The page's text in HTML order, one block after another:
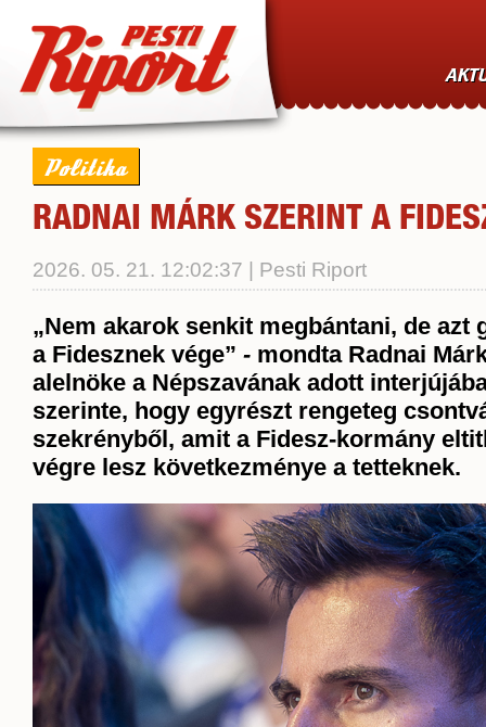
Politika
RADNAI MÁRK SZERINT A
2026. 05. 21. 12:02:37 | Pesti Riport
„Nem akarok senkit megbántani, de azt
a Fidesznek vége” - mondta Radnai
alelnöke a Népszavának adott
szerinte, hogy egyrészt rengeteg
szekrényből, amit a Fidesz-kormány
végre lesz következménye a tetteknek.